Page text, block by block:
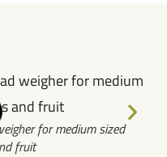
for medium sized
fruit